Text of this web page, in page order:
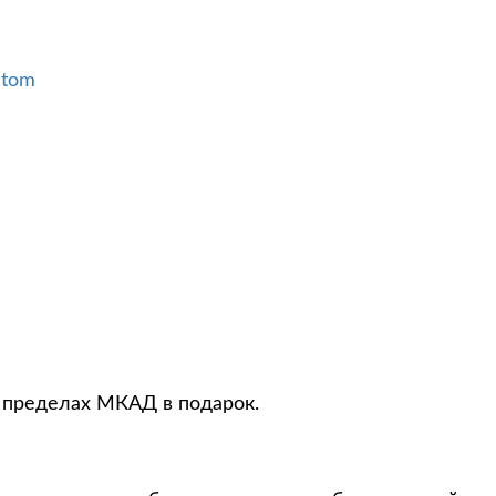
пределах МКАД в подарок.